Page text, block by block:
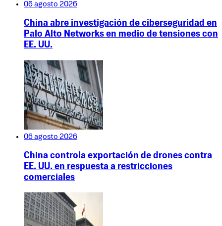
06 agosto 2026
China abre investigación de ciberseguridad en
Palo Alto Networks en medio de tensiones con
EE. UU.
06 agosto 2026
China controla exportación de drones contra
EE. UU. en respuesta a restricciones
comerciales